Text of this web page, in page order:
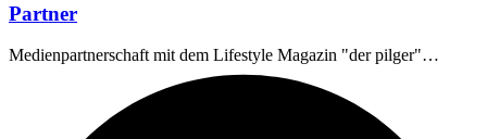
Partner
Medienpartnerschaft mit dem Lifestyle Magazin "der pilger"…